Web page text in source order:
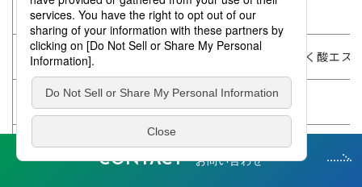
CONTACT お問い合わせ
起泡性* 一般に大
浸透性* ジオクチルスルホこはく酸エ
洗浄性* 中程度のものがふつう
乳化性・分散性* かなりすぐれたものあり